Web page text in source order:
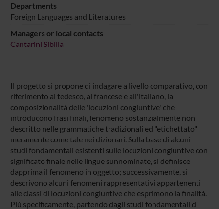
Departments
Foreign Languages and Literatures
Managers or local contacts
Cantarini Sibilla
Il progetto si propone di indagare a livello comparativo, con
riferimento al tedesco, al francese e all'italiano, la
composizionalità delle 'locuzioni congiuntive' che
introducono frasi finali, fenomeno sostanzialmente non
descritto nelle grammatiche tradizionali ed "etichettato"
meramente come tale nei dizionari. Sulla base di alcuni
studi fondamentali esistenti sulle locuzioni congiuntive con
significato finale nelle lingue sunnominate, si definisce
dapprima il fenomeno in oggetto; successivamente, si
descrivono alcuni fenomeni rappresentativi appartenenti
alle classi di locuzioni congiuntive che esprimono la finalità.
Più specificamente, partendo dagli studi fondamentali di